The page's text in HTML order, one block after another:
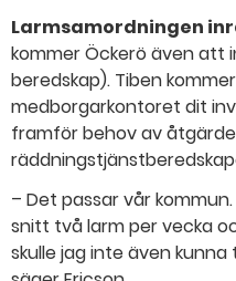
Larmsamordningen
kommer Öckerö även att
beredskap). Tiben
medborgarkontoret dit
framför behov av
– Det passar vår
snitt två larm per vecka
skulle jag inte även